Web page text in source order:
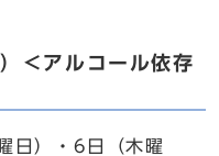
＜アルコール依存
日）・6日（木曜